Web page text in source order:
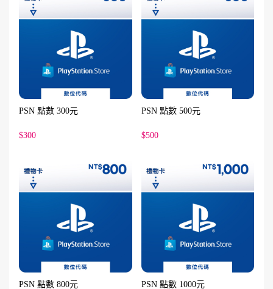
PSN 點數 300元
$300
PSN 點數 500元
$500
PSN 點數 800元 PSN 點數 1000元